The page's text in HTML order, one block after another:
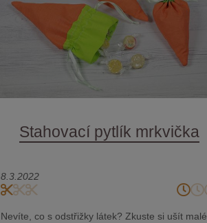
Stahovací pytlík mrkvička
8.3.2022
Nevíte, co s odstřižky látek? Zkuste si ušít malé